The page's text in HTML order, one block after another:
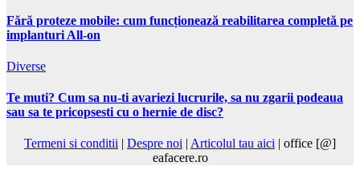
Fără proteze mobile: cum funcționează reabilitarea completă pe
implanturi All-on
Diverse
Te muti? Cum sa nu-ti avariezi lucrurile, sa nu zgarii podeaua
sau sa te pricopsesti cu o hernie de disc?
Termeni si conditii Despre noi Articolul tau aici | office [@]
eafacere.ro